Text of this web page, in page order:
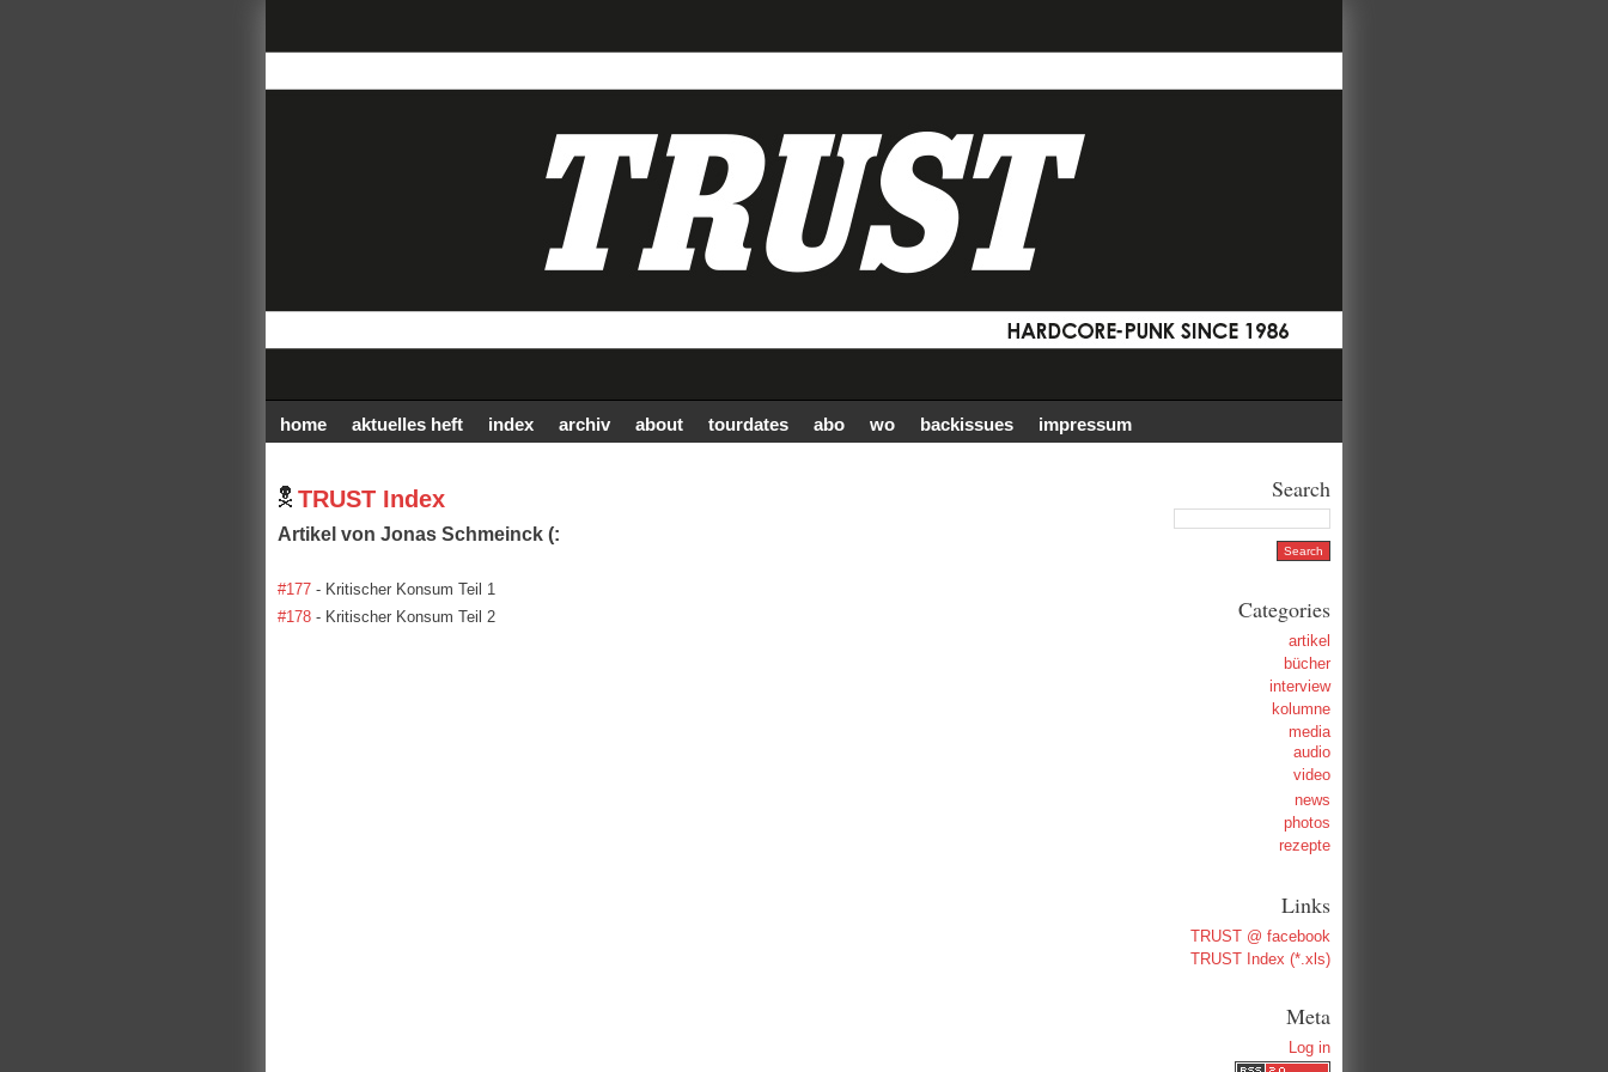
home aktuelles heft index archiv about tourdates abo wo backissues impressum
TRUST Index
Artikel von Jonas Schmeinck (:
#177 - Kritischer Konsum Teil 1
#178 - Kritischer Konsum Teil 2
Search
Categories
artikel
bücher
interview
kolumne
media
audio
video
news
photos
rezepte
Links
TRUST @ facebook
TRUST Index (*.xls)
Meta
Log in